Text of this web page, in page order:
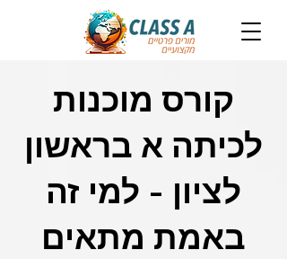
קורס מוכנות
לכיתה א בראשון
לציון - למי זה
באמת מתאים